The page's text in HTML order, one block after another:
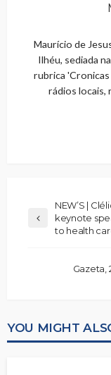
Maurício de
Ilhéu, sediada
rubrica 'Cronicas
rádios locais,
NEW’S |
keynote
to health
Gazeta,
YOU MIGHT